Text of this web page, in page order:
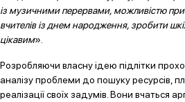
із музичними перервами, можливістю
вчителів із днем народження, зробити
цікавим».
Розробляючи власну ідею підлітки
аналізу проблеми до пошуку ресурсів,
реалізації своїх задумів. Вони вчаться